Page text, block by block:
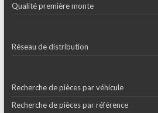
Qualité première monte
Réseau de distribution
Recherche de pièces par véhicule
Recherche de pièces par référence